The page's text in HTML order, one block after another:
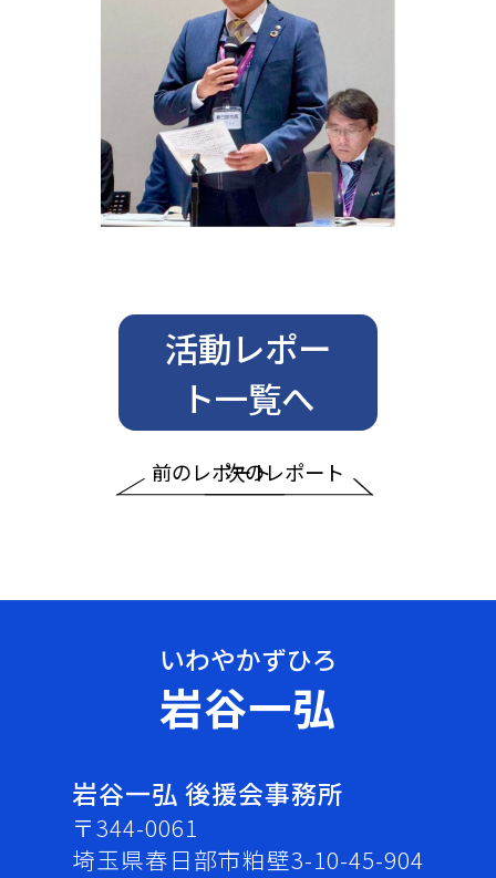
前のレポート
活動レポー
ト一覧へ
次のレポート
岩谷一弘
岩谷一弘 後援会事務所
〒344-0061
埼玉県春日部市粕壁3-10-45-904